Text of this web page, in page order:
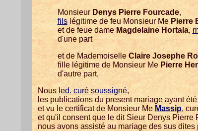
Monsieur Denys Pierre Fourcade,
filslégitime de feu Monsieur Me Pierre
et de feue dame Magdelaine Hortala,
d'une part
et de Mademoiselle Claire Josephe
fille légitime de Monsieur Me Pierre
d'autre part,
Nous led. curé soussigné,
les publications du present mariage ayant
et vu le certificat de Monsieur Me Massip,
et qu'il consent que le dit Sieur Denys
nous avons assisté au mariage des sus